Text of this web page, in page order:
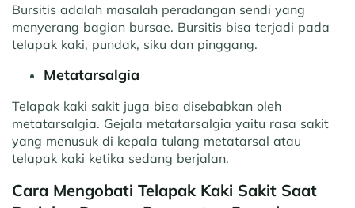
Bursitis adalah masalah peradangan sendi yang
menyerang bagian bursae. Bursitis bisa terjadi pada
telapak kaki, pundak, siku dan pinggang.
Metatarsalgia
Telapak kaki sakit juga bisa disebabkan oleh
metatarsalgia. Gejala metatarsalgia yaitu rasa sakit
yang menusuk di kepala tulang metatarsal atau
telapak kaki ketika sedang berjalan.
Cara Mengobati Telapak Kaki Sakit Saat